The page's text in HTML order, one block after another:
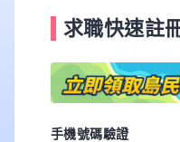
求職快速註
手機號碼驗證